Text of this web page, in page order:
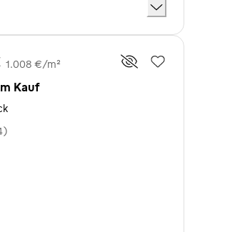
1.008 €/m²
Kauf